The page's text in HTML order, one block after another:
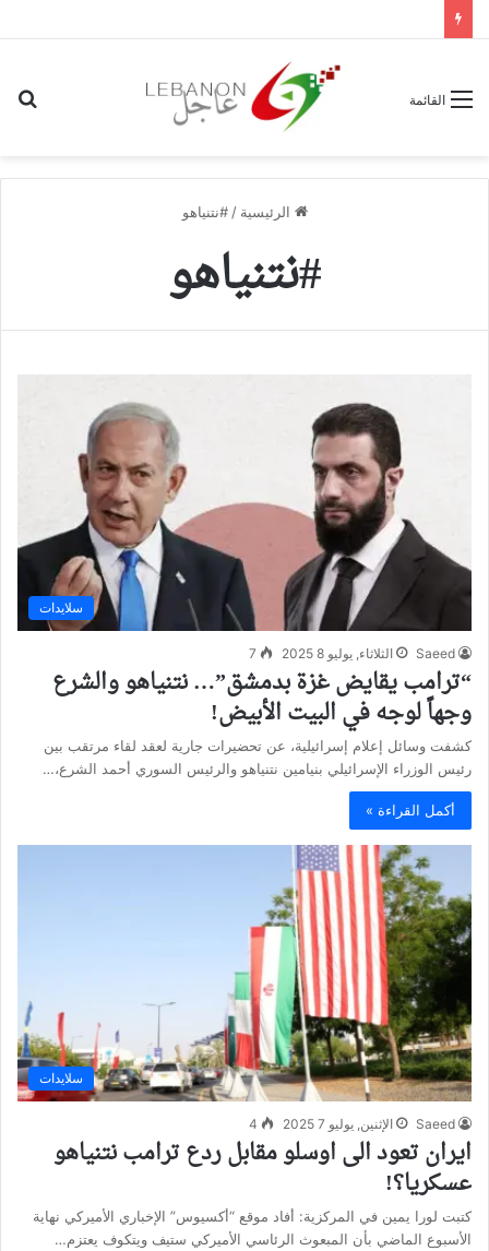
القائمة
الرئيسية / #نتنياهو
#نتنياهو
سلايدات
Saeed الثلاثاء, يوليو 8 2025 7
“ترامب يقايض غزة بدمشق”… نتنياهو والشرع
وجهاً لوجه في البيت الأبيض!
كشفت وسائل إعلام إسرائيلية، عن تحضيرات جارية لعقد لقاء مرتقب بين
رئيس الوزراء الإسرائيلي بنيامين نتنياهو والرئيس السوري أحمد الشرع،…
أكمل القراءة »
سلايدات
Saeed الإثنين, يوليو 7 2025 4
ايران تعود الى اوسلو مقابل ردع ترامب نتنياهو
عسكريا؟!
كتبت لورا يمين في المركزية: أفاد موقع “أكسيوس” الإخباري الأميركي نهاية
الأسبوع الماضي بأن المبعوث الرئاسي الأميركي ستيف ويتكوف يعتزم…